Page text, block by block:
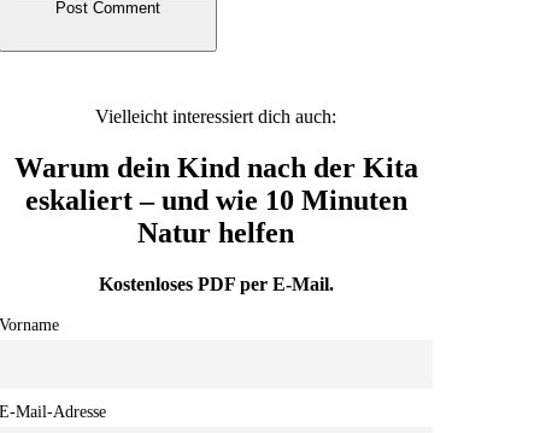
Vielleicht interessiert dich auch:
Warum dein Kind nach der Kita
eskaliert – und wie 10 Minuten
Natur helfen
Kostenloses PDF per E-Mail.
Vorname
E-Mail-Adresse